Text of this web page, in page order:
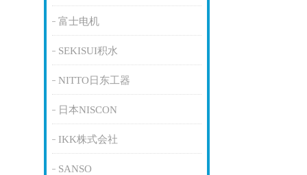
富士电机
SEKISUI积水
NITTO日东工器
日本NISCON
IKK株式会社
SANSO